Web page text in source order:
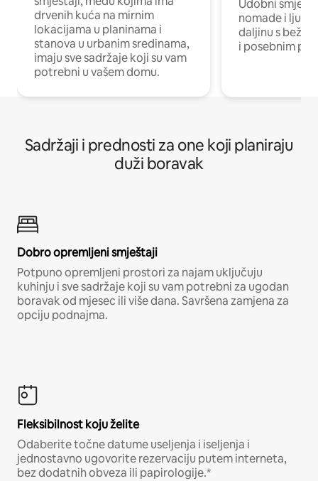
drvenih kuća na mirnim
lokacijama u planinama i
stanova u urbanim sredinama,
imaju sve sadržaje koji su vam
potrebni u vašem domu.
Udobni
nomade i ljude
daljinu s
i posebnim
Sadržaji i prednosti za one koji planiraju
duži boravak
Dobro opremljeni smještaji
Potpuno opremljeni prostori za najam uključuju
kuhinju i sve sadržaje koji su vam potrebni za ugodan
boravak od mjesec ili više dana. Savršena zamjena za
opciju podnajma.
Fleksibilnost koju želite
Odaberite točne datume useljenja i iseljenja i
jednostavno ugovorite rezervaciju putem interneta,
bez dodatnih obveza ili papirologije.*